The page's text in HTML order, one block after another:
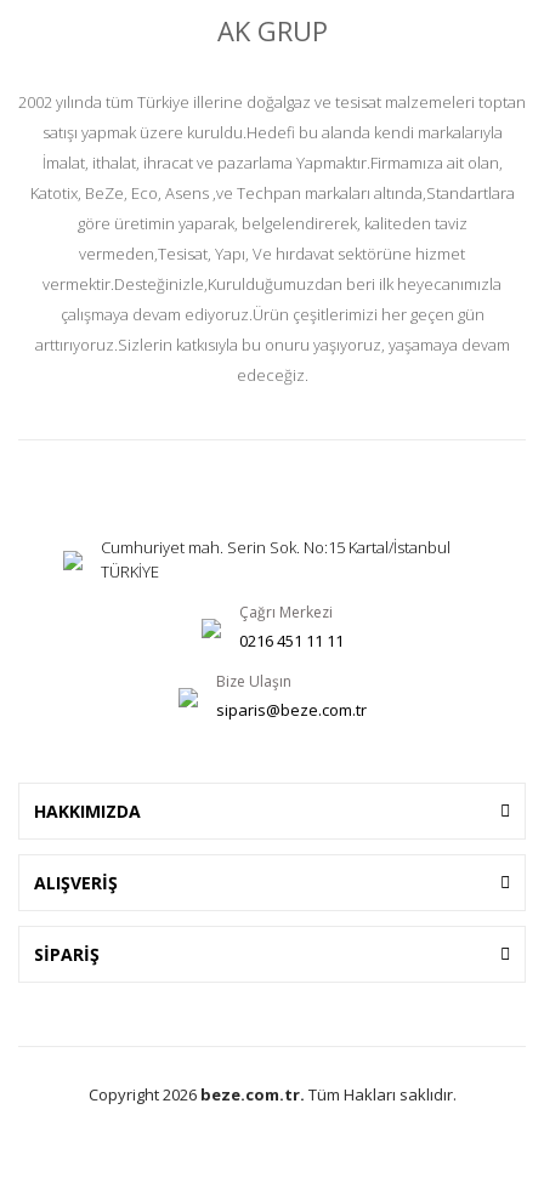
AK GRUP
2002 yılında tüm Türkiye illerine doğalgaz ve tesisat malzemeleri toptan
satışı yapmak üzere kuruldu.Hedefi bu alanda kendi markalarıyla
İmalat, ithalat, ihracat ve pazarlama Yapmaktır.Firmamıza ait olan,
Katotix, BeZe, Eco, Asens ,ve Techpan markaları altında,Standartlara
göre üretimin yaparak, belgelendirerek, kaliteden taviz
vermeden,Tesisat, Yapı, Ve hırdavat sektörüne hizmet
vermektir.Desteğinizle,Kurulduğumuzdan beri ilk heyecanımızla
çalışmaya devam ediyoruz.Ürün çeşitlerimizi her geçen gün
arttırıyoruz.Sizlerin katkısıyla bu onuru yaşıyoruz, yaşamaya devam
edeceğiz.
Cumhuriyet mah. Serin Sok. No:15 Kartal/İstanbul
TÜRKİYE
Çağrı Merkezi
0216 451 11 11
Bize Ulaşın
siparis@beze.com.tr
HAKKIMIZDA
ALIŞVERİŞ
SİPARİŞ
Copyright 2026 beze.com.tr. Tüm Hakları saklıdır.